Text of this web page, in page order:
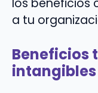
los beneficios
a tu
Beneficios
intangibles